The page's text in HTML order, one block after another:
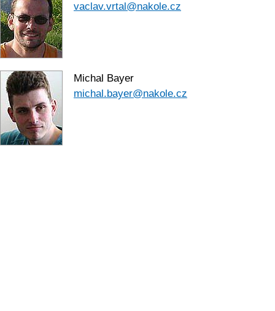
vaclav.vrtal@na­kole.cz
Michal Bayer
michal.bayer@na­kole.cz